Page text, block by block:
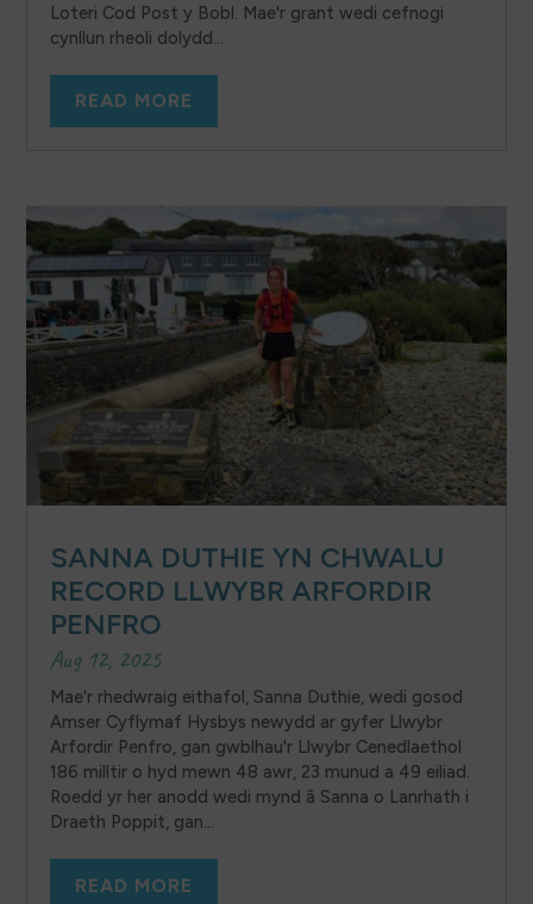
Loteri Cod Post y Bobl. Mae'r grant wedi cefnogi
cynllun rheoli dolydd...
READ MORE
SANNA DUTHIE YN CHWALU
RECORD LLWYBR ARFORDIR
PENFRO
Aug 12, 2025
Mae'r rhedwraig eithafol, Sanna Duthie, wedi gosod
Amser Cyflymaf Hysbys newydd ar gyfer Llwybr
Arfordir Penfro, gan gwblhau'r Llwybr Cenedlaethol
186 milltir o hyd mewn 48 awr, 23 munud a 49 eiliad.
Roedd yr her anodd wedi mynd â Sanna o Lanrhath i
Draeth Poppit, gan...
READ MORE